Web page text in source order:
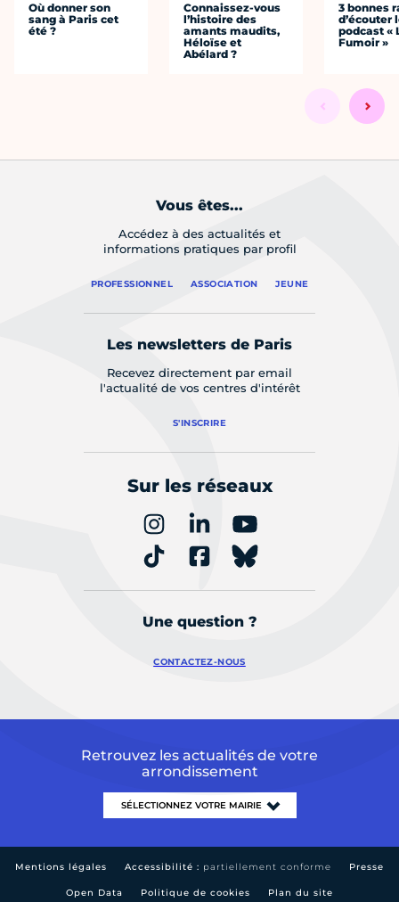
Où donner son
sang à Paris cet
été ?
Connaissez-vous
l’histoire des
amants maudits,
Héloïse et
Abélard ?
3 bonnes
d’écouter
podcast «
Fumoir »
Vous êtes...
Accédez à des actualités et
informations pratiques par profil
PROFESSIONNEL ASSOCIATION JEUNE
Les newsletters de Paris
Recevez directement par email
l'actualité de vos centres d'intérêt
S'INSCRIRE
Sur les réseaux
Une question ?
CONTACTEZ-NOUS
Retrouvez les actualités de votre
arrondissement
Mentions légales Accessibilité : partiellement conforme Presse
Open Data Politique de cookies Plan du site